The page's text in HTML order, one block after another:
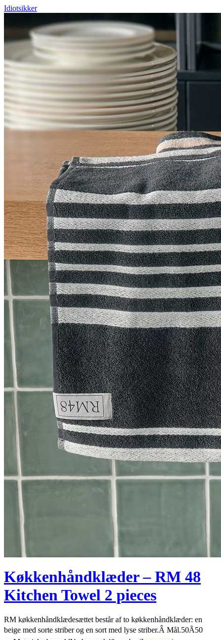
Idiotsikker
Køkkenhåndklæder – RM 48
Kitchen Towel 2 pieces
RM køkkenhåndklædesættet består af to køkkenhåndklæder: en
beige med sorte striber og en sort med lyse striber.Â Mål.50Ã50